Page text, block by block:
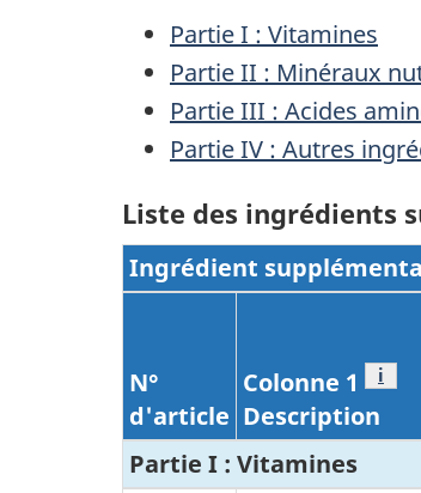
Partie I : Vitamines
Partie II : Minéraux
Partie III : Acides
Partie IV : Autres
Liste des ingrédients
Ingrédient
N°
d'article
Colonne 1 i
Description
Partie I : Vitamines